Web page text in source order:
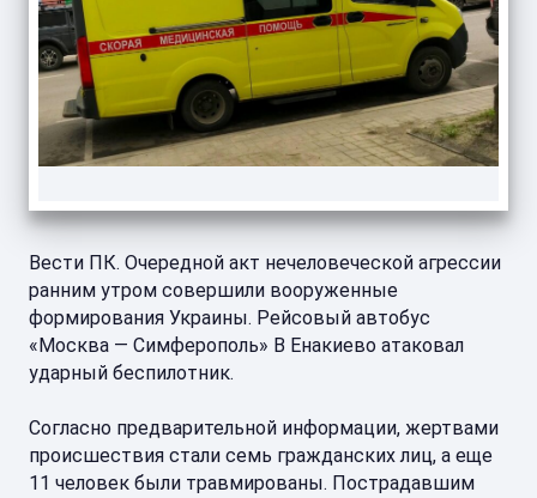
Вести ПК. Очередной акт нечеловеческой агрессии
ранним утром совершили вооруженные
формирования Украины. Рейсовый автобус
«Москва — Симферополь» В Енакиево атаковал
ударный беспилотник.
Согласно предварительной информации, жертвами
происшествия стали семь гражданских лиц, а еще
11 человек были травмированы. Пострадавшим